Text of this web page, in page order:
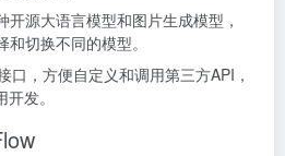
开源大语言模型和图片生成模型，
切换不同的模型。
口，方便自定义和调用第三方API，
发。